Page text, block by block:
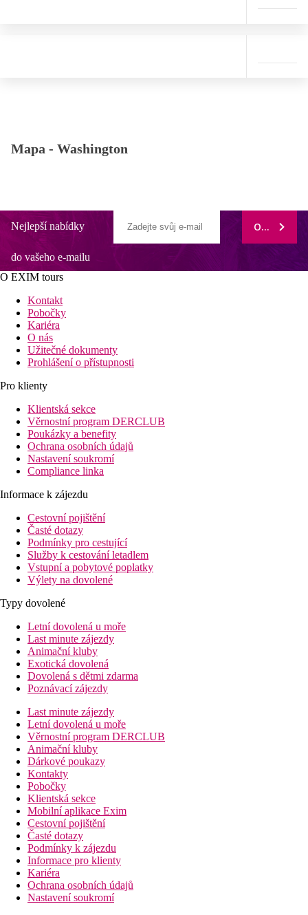
Mapa - Washington
Nejlepší nabídky
do vašeho e-mailu
ODEBÍRAT
O EXIM tours
Kontakt
Pobočky
Kariéra
O nás
Užitečné dokumenty
Prohlášení o přístupnosti
Pro klienty
Klientská sekce
Věrnostní program DERCLUB
Poukázky a benefity
Ochrana osobních údajů
Nastavení soukromí
Compliance linka
Informace k zájezdu
Cestovní pojištění
Časté dotazy
Podmínky pro cestující
Služby k cestování letadlem
Vstupní a pobytové poplatky
Výlety na dovolené
Typy dovolené
Letní dovolená u moře
Last minute zájezdy
Animační kluby
Exotická dovolená
Dovolená s dětmi zdarma
Poznávací zájezdy
Last minute zájezdy
Letní dovolená u moře
Věrnostní program DERCLUB
Animační kluby
Dárkové poukazy
Kontakty
Pobočky
Klientská sekce
Mobilní aplikace Exim
Cestovní pojištění
Časté dotazy
Podmínky k zájezdu
Informace pro klienty
Kariéra
Ochrana osobních údajů
Nastavení soukromí